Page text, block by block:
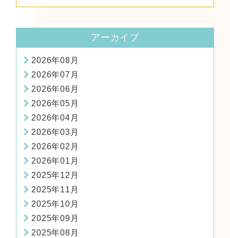
法！
アーカイブ
2026年08月
2026年07月
2026年06月
2026年05月
2026年04月
2026年03月
2026年02月
2026年01月
2025年12月
2025年11月
2025年10月
2025年09月
2025年08月